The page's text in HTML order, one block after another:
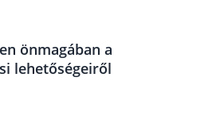
önmagában a
lehetőségeiről